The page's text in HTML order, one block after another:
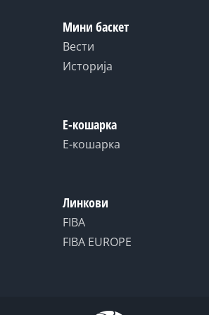
Мини баскет
Вести
Историја
Е-кошарка
Е-кошарка
Линкови
FIBA
FIBA EUROPE